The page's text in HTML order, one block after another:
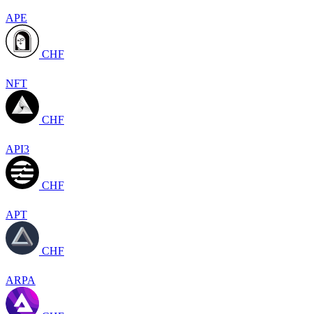
APE
CHF
NFT
CHF
API3
CHF
APT
CHF
ARPA